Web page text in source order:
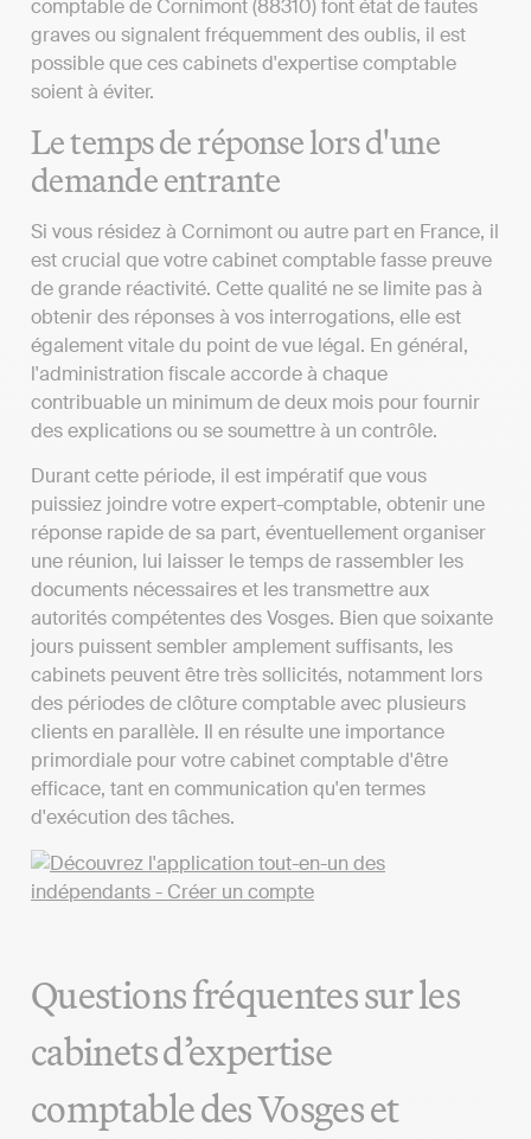
comptable de Cornimont (88310) font état de fautes
graves ou signalent fréquemment des oublis, il est
possible que ces cabinets d'expertise comptable
soient à éviter.
Le temps de réponse lors d'une
demande entrante
Si vous résidez à Cornimont ou autre part en France, il
est crucial que votre cabinet comptable fasse preuve
de grande réactivité. Cette qualité ne se limite pas à
obtenir des réponses à vos interrogations, elle est
également vitale du point de vue légal. En général,
l'administration fiscale accorde à chaque
contribuable un minimum de deux mois pour fournir
des explications ou se soumettre à un contrôle.
Durant cette période, il est impératif que vous
puissiez joindre votre expert-comptable, obtenir une
réponse rapide de sa part, éventuellement organiser
une réunion, lui laisser le temps de rassembler les
documents nécessaires et les transmettre aux
autorités compétentes des Vosges. Bien que soixante
jours puissent sembler amplement suffisants, les
cabinets peuvent être très sollicités, notamment lors
des périodes de clôture comptable avec plusieurs
clients en parallèle. Il en résulte une importance
primordiale pour votre cabinet comptable d'être
efficace, tant en communication qu'en termes
d'exécution des tâches.
Questions fréquentes sur les
cabinets d’expertise
comptable des Vosges et